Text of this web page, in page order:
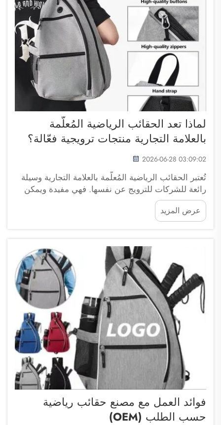
لماذا تعد الحقائب الرياضية المُعلَّمة
بالعلامة التجارية منتجات ترويجية فعّالة؟
2026-06-28 03:09:02
تُعتبر الحقائب الرياضية المُعلَّمة بالعلامة التجارية وسيلة
رائعة للشركات للترويج عن نفسها. فهي مفيدة ويمكن
أن يراها عددٌ كبير من الأشخاص. وتدرك شركة فوزهو
ساي بولانغ للتجارة أهمية امتلاك منتجات لا تبدو جذّابة
فحسب، بل تؤدي أيضًا غرضًا عمليًّا. وعندما تُهدي...
عرض المزيد
فوائد العمل مع مصنع حقائب رياضية
حسب الطلب (OEM)